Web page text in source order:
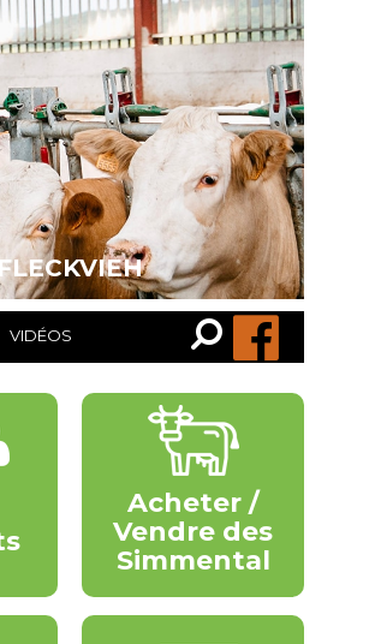
VIDÉOS
Recherche…
Rechercher
Acheter /
Vendre des
Simmental